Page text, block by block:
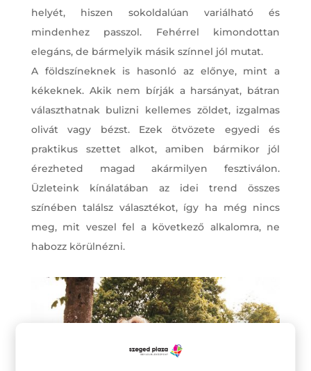
helyét, hiszen sokoldalúan variálható és
mindenhez passzol. Fehérrel kimondottan
elegáns, de bármelyik másik színnel jól mutat.
A földszíneknek is hasonló az előnye, mint a
kékeknek. Akik nem bírják a harsányat, bátran
választhatnak bulizni kellemes zöldet, izgalmas
olivát vagy bézst. Ezek ötvözete egyedi és
praktikus szettet alkot, amiben bármikor jól
érezheted magad akármilyen fesztiválon.
Üzleteink kínálatában az idei trend összes
színében találsz választékot, így ha még nincs
meg, mit veszel fel a következő alkalomra, ne
habozz körülnézni.